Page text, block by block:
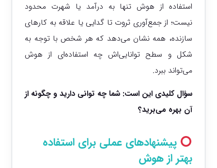
استفاده از هوش تنها به درآمد یا شهرت محدود
نیست؛ از جمع‌آوری ثروت تا گدایی یا علاقه به کارهای
سازنده، همه نشان می‌دهد که هر شخص با توجه به
شکل و سطح توانایی‌اش چه استفاده‌ای از هوش
می‌تواند ببرد.
سؤال کلیدی این است: شما چه توانی دارید و چگونه از
آن بهره می‌برید؟
پیشنهادهای عملی برای استفاده
بهتر از هوش